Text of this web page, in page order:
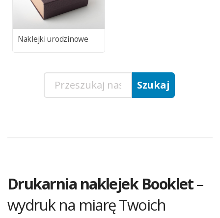
Naklejki urodzinowe
Drukarnia naklejek Booklet–
wydruk na miarę Twoich